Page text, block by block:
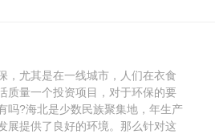
，尤其是在一线城市，人们在衣食
质量一个投资项目，对于环保的要
吗?海北是少数民族聚集地，年生产
展提供了良好的环境。那么针对这